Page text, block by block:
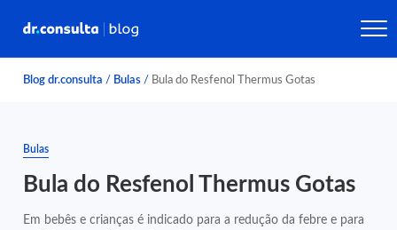
Blog dr.consulta / Bulas / Bula do Resfenol Thermus Gotas
Bulas
Bula do Resfenol Thermus Gotas
Em bebês e crianças é indicado para a redução da febre e para